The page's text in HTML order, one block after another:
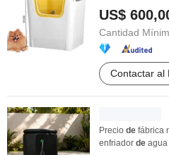
US$
Cantidad
Contactar al
Precio de fábrica
enfriador de